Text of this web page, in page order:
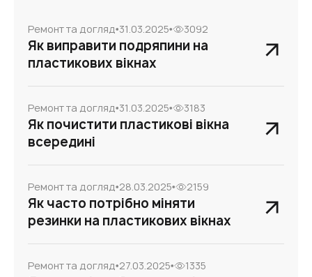
Ремонт та догляд 31.03.2025 3092
Як виправити подряпини на
пластикових вікнах
Ремонт та догляд 31.03.2025 3183
Як почистити пластикові вікна
всередині
Ремонт та догляд 28.03.2025 2159
Як часто потрібно міняти
резинки на пластикових вікнах
Ремонт та догляд 27.03.2025 1335